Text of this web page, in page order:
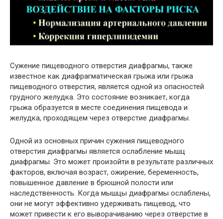
Сужение пищеводного отверстия диафрагмы, также
известное как диафрагматическая грыжа или грыжа
пищеводного отверстия, является одной из опасностей
грудного желудка. Это состояние возникает, когда
грыжа образуется в месте соединения пищевода и
желудка, проходящем через отверстие диафрагмы.
Одной из основных причин сужения пищеводного
отверстия диафрагмы является ослабление мышц
диафрагмы. Это может произойти в результате различных
факторов, включая возраст, ожирение, беременность,
повышенное давление в брюшной полости или
наследственность. Когда мышцы диафрагмы ослаблены,
они не могут эффективно удерживать пищевод, что
может привести к его выворачиванию через отверстие в